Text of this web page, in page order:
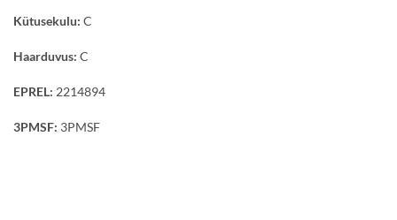
Kütusekulu: C
Haarduvus: C
EPREL: 2214894
3PMSF: 3PMSF